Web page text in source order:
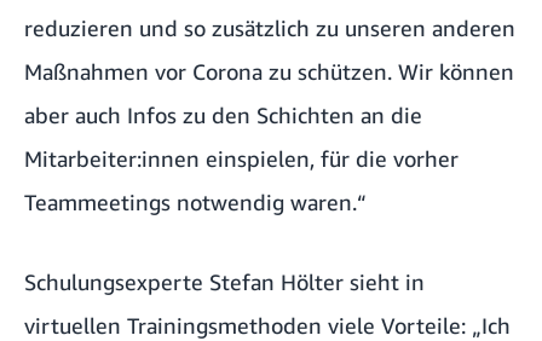
reduzieren und so zusätzlich zu unseren anderen
Maßnahmen vor Corona zu schützen. Wir können
aber auch Infos zu den Schichten an die
Mitarbeiter:innen einspielen, für die vorher
Teammeetings notwendig waren.“
Schulungsexperte Stefan Hölter sieht in
virtuellen Trainingsmethoden viele Vorteile: „Ich